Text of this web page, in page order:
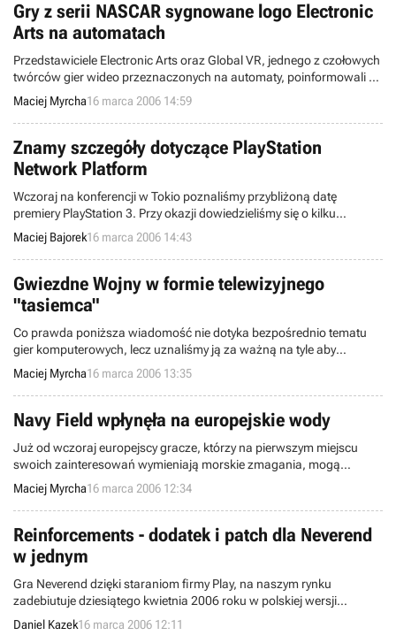
gracze, sprzedający na aukcjach wirtualne dobra po całkiem
rzeczywistych cenach.
Gry z serii NASCAR sygnowane logo Electronic
Arts na automatach
Przedstawiciele Electronic Arts oraz Global VR, jednego z czołowych
twórców gier wideo przeznaczonych na automaty, poinformowali o
podpisaniu porozumienia, którego przedmiotem jest wprowadzenie
produkcji z serii NASCAR "na salony". Szczegóły umowy nie zostały
podane.
Maciej Myrcha16 marca 2006 14:59
Znamy szczegóły dotyczące PlayStation
Network Platform
Wczoraj na konferencji w Tokio poznaliśmy przybliżoną datę
premiery PlayStation 3. Przy okazji dowiedzieliśmy się o kilku
technicznych szczegółach związanych z samą konsolą. Dziś
napiszemy o usłudze PlayStation Network Platform, znanej
uprzednio pod nazwą PlayStation HUB.
Maciej Bajorek16 marca 2006 14:43
Gwiezdne Wojny w formie telewizyjnego
"tasiemca"
Co prawda poniższa wiadomość nie dotyka bezpośrednio tematu
gier komputerowych, lecz uznaliśmy ją za ważną na tyle aby
podzielić się z Wami jej treścią. Otóż jak donoszą producenci serialu
telewizyjnego opartego na Gwiezdnych Wojnach, George Lucas
zgodził się napisać scenariusz do ... 100 odcinków wspomnianego
serialu!
Maciej Myrcha16 marca 2006 13:35
Navy Field wpłynęła na europejskie wody
Już od wczoraj europejscy gracze, którzy na pierwszym miejscu
swoich zainteresowań wymieniają morskie zmagania, mogą
rozkoszować się rozgrywką w Navy Field. Gra reprezentuje szeroko
pojęty gatunek MMO, rzucając nas w sam środek morskich bitew II
Wojny Światowej. Za developing i wydanie gry odpowiada firma SD
EnterNet.
Maciej Myrcha16 marca 2006 12:34
Reinforcements - dodatek i patch dla Neverend
w jednym
Gra Neverend dzięki staraniom firmy Play, na naszym rynku
zadebiutuje dziesiątego kwietnia 2006 roku w polskiej wersji
językowej. Tymczasem Frogster, niemiecki wydawca, poinformował
o opublikowaniu dodatku do tego programu, zgrabnie nazwanego
Daniel Kazek16 marca 2006 12:11